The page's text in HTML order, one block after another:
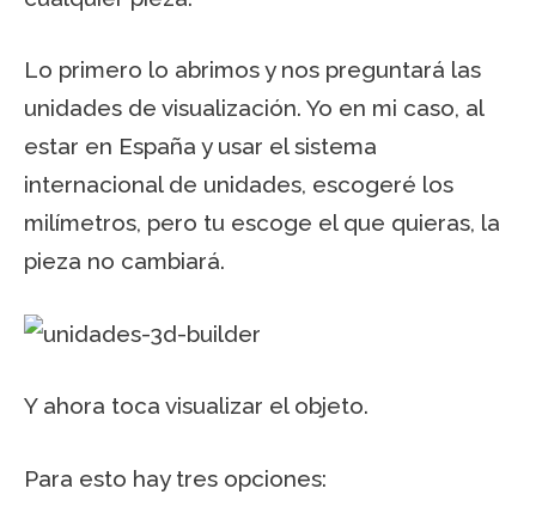
Lo primero lo abrimos y nos preguntará las
unidades de visualización. Yo en mi caso, al
estar en España y usar el sistema
internacional de unidades, escogeré los
milímetros, pero tu escoge el que quieras, la
pieza no cambiará.
Y ahora toca visualizar el objeto.
Para esto hay tres opciones: